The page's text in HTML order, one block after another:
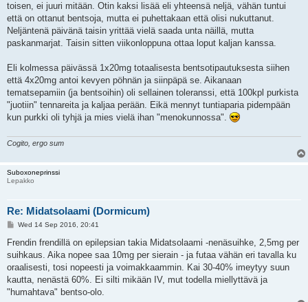
toisen, ei juuri mitään. Otin kaksi lisää eli yhteensä neljä, vähän tuntui
että on ottanut bentsoja, mutta ei puhettakaan että olisi nukuttanut.
Neljäntenä päivänä taisin yrittää vielä saada unta näillä, mutta
paskanmarjat. Taisin sitten viikonloppuna ottaa loput kaljan kanssa.
Eli kolmessa päivässä 1x20mg totaalisesta bentsotipautuksesta siihen
että 4x20mg antoi kevyen pöhnän ja siinpäpä se. Aikanaan
tematsepamiin (ja bentsoihin) oli sellainen toleranssi, että 100kpl purkista
"juotiin" tennareita ja kaljaa perään. Eikä mennyt tuntiaparia pidempään
kun purkki oli tyhjä ja mies vielä ihan "menokunnossa".
Cogito, ergo sum
Suboxoneprinssi
Lepakko
Re: Midatsolaami (Dormicum)
P
s
Wed 14 Sep 2016, 20:41
Frendin frendillä on epilepsian takia Midatsolaami -nenäsuihke, 2,5mg per
suihkaus. Aika nopee saa 10mg per sierain - ja futaa vähän eri tavalla ku
oraalisesti, tosi nopeesti ja voimakkaammin. Kai 30-40% imeytyy suun
kautta, nenästä 60%. Ei silti mikään IV, mut todella miellyttävä ja
"humahtava" bentso-olo.